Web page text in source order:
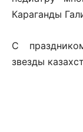
Караганды
С
звезды